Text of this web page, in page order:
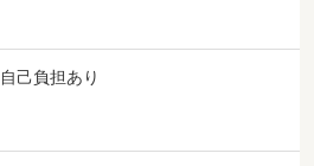
自己負担あり